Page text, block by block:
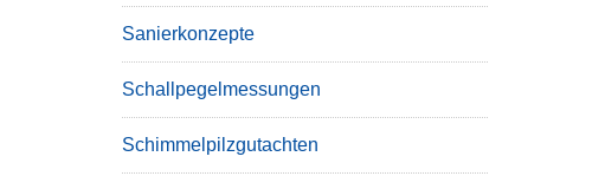
Sanierkonzepte
Schallpegelmessungen
Schimmelpilzgutachten